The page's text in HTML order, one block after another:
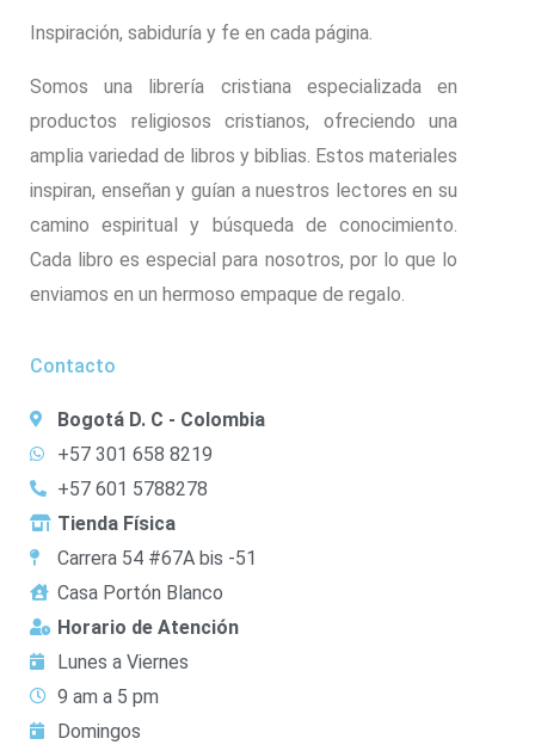
Inspiración, sabiduría y fe en cada página.
Somos una librería cristiana especializada en
productos religiosos cristianos, ofreciendo una
amplia variedad de libros y biblias. Estos materiales
inspiran, enseñan y guían a nuestros lectores en su
camino espiritual y búsqueda de conocimiento.
Cada libro es especial para nosotros, por lo que lo
enviamos en un hermoso empaque de regalo.
Contacto
Bogotá D. C - Colombia
+57 301 658 8219
+57 601 5788278
Tienda Física
Carrera 54 #67A bis -51
Casa Portón Blanco
Horario de Atención
Lunes a Viernes
9 am a 5 pm
Domingos